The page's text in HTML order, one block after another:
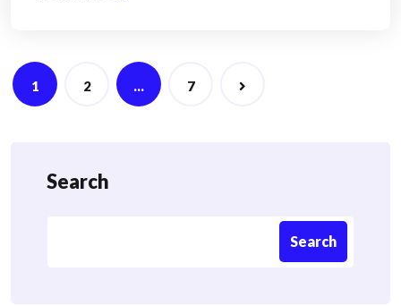
Posts
navigation
1 2 … 7
Search
Search